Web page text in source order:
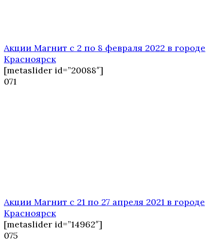
Акции Магнит с 2 по 8 февраля 2022 в городе
Красноярск
[metaslider id=”20088″]
071
Акции Магнит с 21 по 27 апреля 2021 в городе
Красноярск
[metaslider id=”14962″]
075